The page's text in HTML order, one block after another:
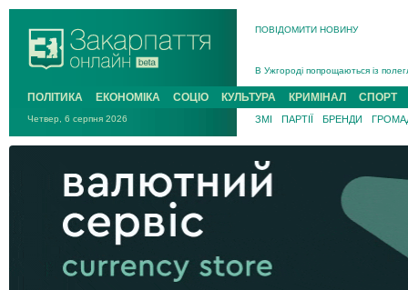
ПОВІДОМИТИ НОВИНУ
Інструктора районного ТЦК на
В Ужгороді 5 серпня
Підтвердили загибель
На війні з рф поліг військовий з
На Хустщині внаслідок ДТП за
Інструктора районного ТЦК на
ПОЛІТИКА ЕКОНОМІКА СОЦІО КУЛЬТУРА КРИМІНАЛ СПОРТ
Четвер, 6 серпня 2026 ЗМІ ПАРТІЇ БРЕНДИ